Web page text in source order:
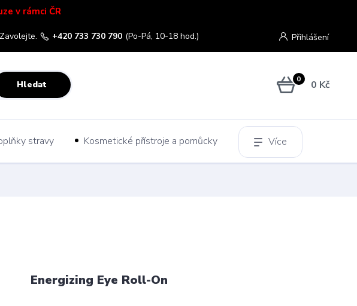
v rámci ČR
Přihlášení
Hledat
+420 733 730 790 (Po-Pá, 10-18 hod.)
0 0 Kč
stravy Kosmetické přístroje a pomůcky Více
Energizing Eye Roll-On